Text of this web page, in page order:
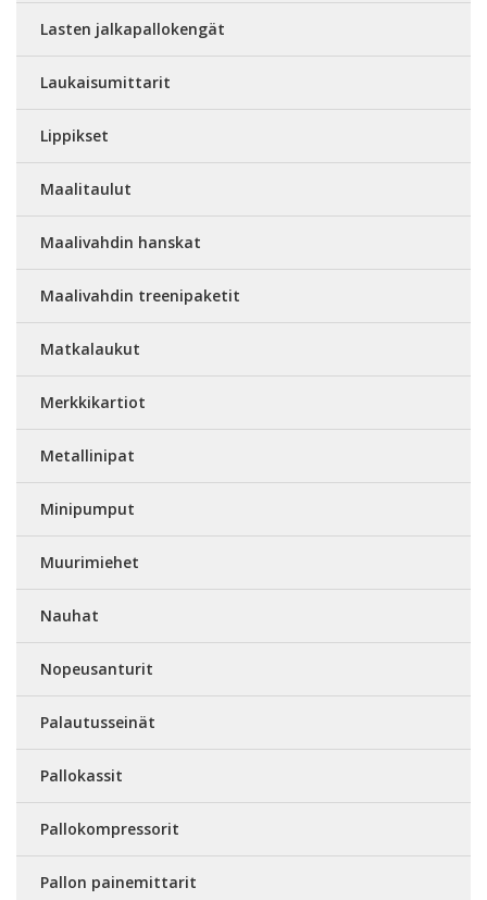
Lasten jalkapallokengät
Laukaisumittarit
Lippikset
Maalitaulut
Maalivahdin hanskat
Maalivahdin treenipaketit
Matkalaukut
Merkkikartiot
Metallinipat
Minipumput
Muurimiehet
Nauhat
Nopeusanturit
Palautusseinät
Pallokassit
Pallokompressorit
Pallon painemittarit